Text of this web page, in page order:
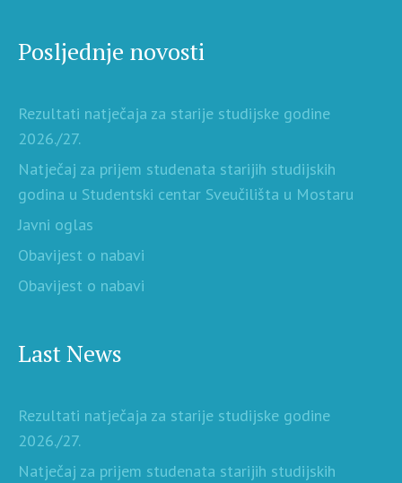
Posljednje novosti
Rezultati natječaja za starije studijske godine
2026./27.
Natječaj za prijem studenata starijih studijskih
godina u Studentski centar Sveučilišta u Mostaru
Javni oglas
Obavijest o nabavi
Obavijest o nabavi
Last News
Rezultati natječaja za starije studijske godine
2026./27.
Natječaj za prijem studenata starijih studijskih